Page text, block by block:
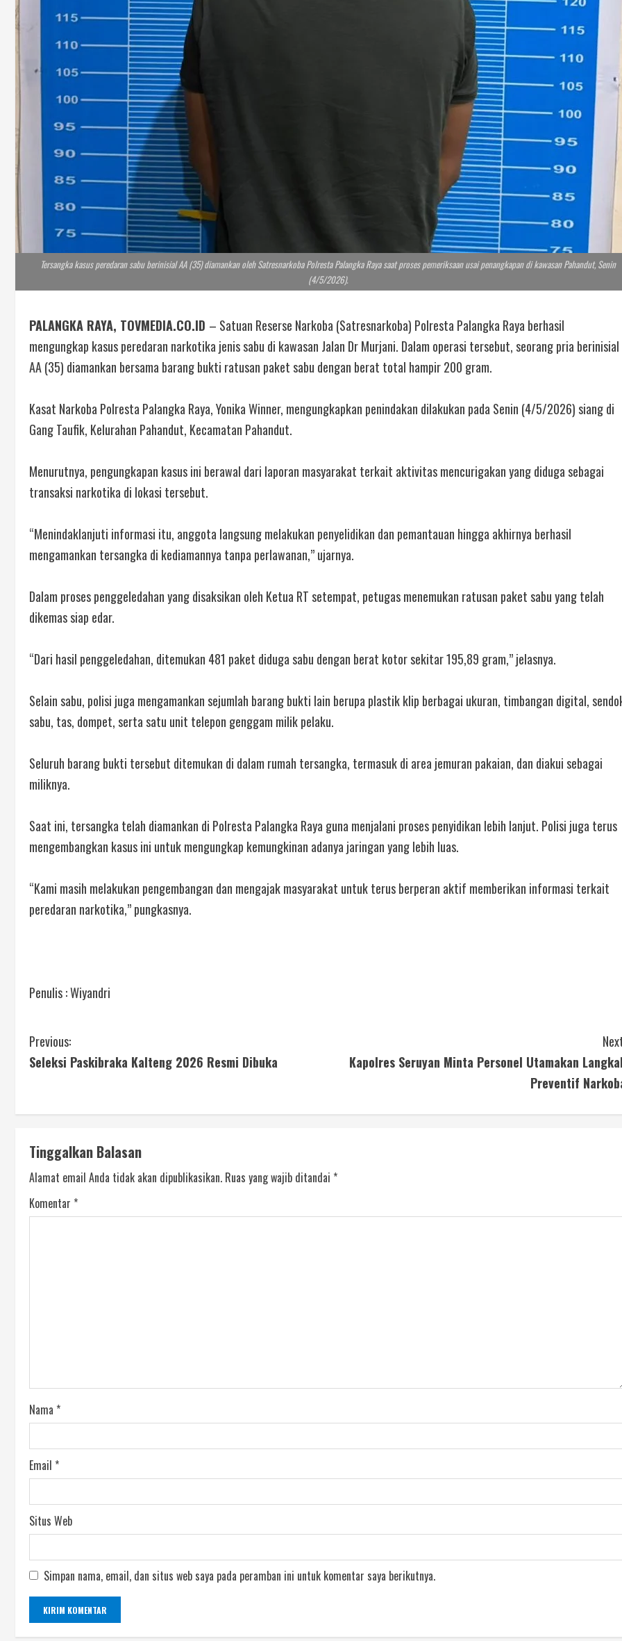
Tersangka kasus peredaran sabu berinisial AA (35) diamankan oleh Satresnarkoba Polresta Palangka Raya saat proses pemeriksaan usai penangkapan di kawasan Pahandut, Senin
(4/5/2026).
PALANGKA RAYA, TOVMEDIA.CO.ID – Satuan Reserse Narkoba (Satresnarkoba) Polresta Palangka Raya berhasil
mengungkap kasus peredaran narkotika jenis sabu di kawasan Jalan Dr Murjani. Dalam operasi tersebut, seorang pria berinisial
AA (35) diamankan bersama barang bukti ratusan paket sabu dengan berat total hampir 200 gram.
Kasat Narkoba Polresta Palangka Raya, Yonika Winner, mengungkapkan penindakan dilakukan pada Senin (4/5/2026) siang di
Gang Taufik, Kelurahan Pahandut, Kecamatan Pahandut.
Menurutnya, pengungkapan kasus ini berawal dari laporan masyarakat terkait aktivitas mencurigakan yang diduga sebagai
transaksi narkotika di lokasi tersebut.
“Menindaklanjuti informasi itu, anggota langsung melakukan penyelidikan dan pemantauan hingga akhirnya berhasil
mengamankan tersangka di kediamannya tanpa perlawanan,” ujarnya.
Dalam proses penggeledahan yang disaksikan oleh Ketua RT setempat, petugas menemukan ratusan paket sabu yang telah
dikemas siap edar.
“Dari hasil penggeledahan, ditemukan 481 paket diduga sabu dengan berat kotor sekitar 195,89 gram,” jelasnya.
Selain sabu, polisi juga mengamankan sejumlah barang bukti lain berupa plastik klip berbagai ukuran, timbangan digital,
sabu, tas, dompet, serta satu unit telepon genggam milik pelaku.
Seluruh barang bukti tersebut ditemukan di dalam rumah tersangka, termasuk di area jemuran pakaian, dan diakui sebagai
miliknya.
Saat ini, tersangka telah diamankan di Polresta Palangka Raya guna menjalani proses penyidikan lebih lanjut. Polisi juga terus
mengembangkan kasus ini untuk mengungkap kemungkinan adanya jaringan yang lebih luas.
“Kami masih melakukan pengembangan dan mengajak masyarakat untuk terus berperan aktif memberikan informasi terkait
peredaran narkotika,” pungkasnya.
Penulis : Wiyandri
Previous:
Seleksi Paskibraka Kalteng 2026 Resmi Dibuka
Kapolres Seruyan Minta Personel Utamakan
Preventif
Tinggalkan Balasan
Alamat email Anda tidak akan dipublikasikan. Ruas yang wajib ditandai *
Komentar *
Nama *
Email *
Situs Web
Simpan nama, email, dan situs web saya pada peramban ini untuk komentar saya berikutnya.